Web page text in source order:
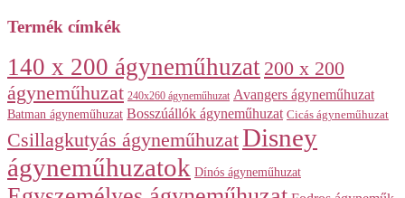
Termék címkék
140 x 200 ágyneműhuzat 200 x 200
ágyneműhuzat 240x260 ágyneműhuzat Avangers ágyneműhuzat
Batman ágyneműhuzat Bosszúállók ágyneműhuzat Cicás ágyneműhuzat
Csillagkutyás ágyneműhuzatDisney
ágyneműhuzatok Dínós ágyneműhuzat